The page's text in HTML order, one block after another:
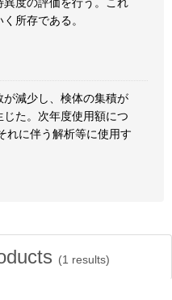
所存である。
減少し、検体の集積が
た。次年度使用額につ
れに伴う解析等に使用す
(1 results)